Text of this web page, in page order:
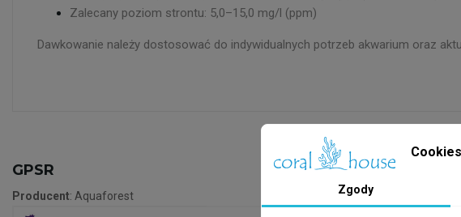
Zalecany poziom strontu: 5,0–15,0 mg/l (ppm)
Dawkowanie należy dostosować do indywidualnych potrzeb akwarium oraz
GPSR
Producent: Aquaforest
Cookies
Zgody